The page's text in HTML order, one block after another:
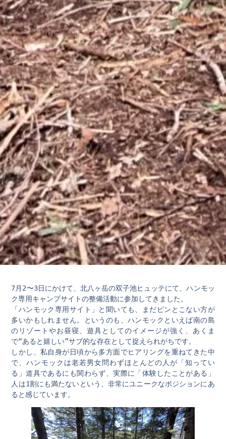
7月2〜3日にかけて、北八ヶ岳の双子池ヒュッテにて、ハンモッ
ク専用キャンプサイトの整備活動に参加してきました。
「ハンモック専用サイト」と聞いても、まだピンとこない方が
多いかもしれません。というのも、ハンモックといえば南の島
のリゾートやお昼寝、遊具としてのイメージが強く、あくま
で“あると嬉しい”サブ的な存在として捉えられがちです。
しかし、私自身が日頃から多方面でヒアリングを重ねてきた中
で、ハンモックは老若男女問わずほとんどの人が「知ってい
る」道具であるにも関わらず、実際に「体験したことがある」
人は1割にも満たないという、非常にユニークなポジションにあ
ると感じています。